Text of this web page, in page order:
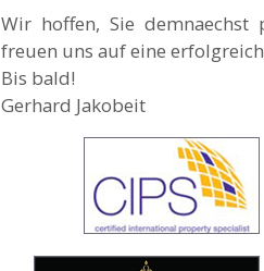
Wir hoffen, Sie demnaechst
freuen uns auf eine
Bis bald!
Gerhard Jakobeit